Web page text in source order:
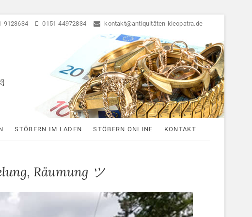
9123634 0151-44972834 kontakt@antiquitäten-kleopatra.de
STÖBERN IM LADEN STÖBERN ONLINE KONTAKT
Räumung ツ